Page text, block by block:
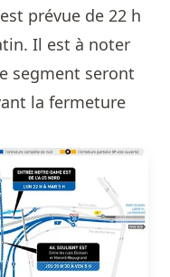
prévue de 22 h
Il est à noter
segment seront
la fermeture